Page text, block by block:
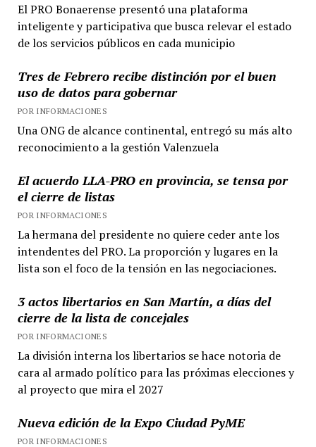
El PRO Bonaerense presentó una plataforma
inteligente y participativa que busca relevar el estado
de los servicios públicos en cada municipio
Tres de Febrero recibe distinción por el buen
uso de datos para gobernar
POR INFORMACIONES
Una ONG de alcance continental, entregó su más alto
reconocimiento a la gestión Valenzuela
El acuerdo LLA-PRO en provincia, se tensa por
el cierre de listas
POR INFORMACIONES
La hermana del presidente no quiere ceder ante los
intendentes del PRO. La proporción y lugares en la
lista son el foco de la tensión en las negociaciones.
3 actos libertarios en San Martín, a días del
cierre de la lista de concejales
POR INFORMACIONES
La división interna los libertarios se hace notoria de
cara al armado político para las próximas elecciones y
al proyecto que mira el 2027
Nueva edición de la Expo Ciudad PyME
POR INFORMACIONES